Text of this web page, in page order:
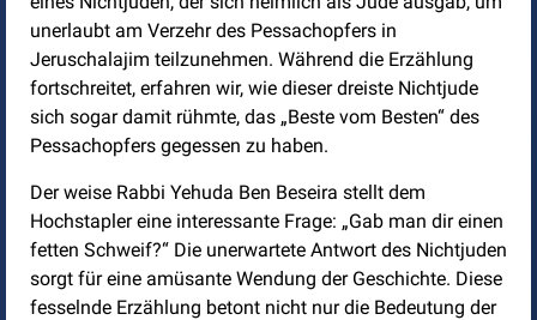
unerlaubt am Verzehr des Pessachopfers in
Jeruschalajim teilzunehmen. Während die Erzählung
fortschreitet, erfahren wir, wie dieser dreiste Nichtjude
sich sogar damit rühmte, das „Beste vom Besten“ des
Pessachopfers gegessen zu haben.
Der weise Rabbi Yehuda Ben Beseira stellt dem
Hochstapler eine interessante Frage: „Gab man dir einen
fetten Schweif?“ Die unerwartete Antwort des Nichtjuden
sorgt für eine amüsante Wendung der Geschichte. Diese
fesselnde Erzählung betont nicht nur die Bedeutung der